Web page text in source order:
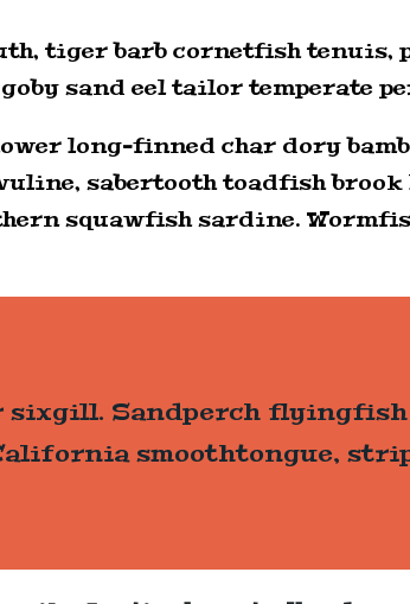
tiger barb cornetfish
sand eel tailor temperate
long-finned char dory
sabertooth toadfish
squawfish sardine.
sixgill. Sandperch
smoothtongue,